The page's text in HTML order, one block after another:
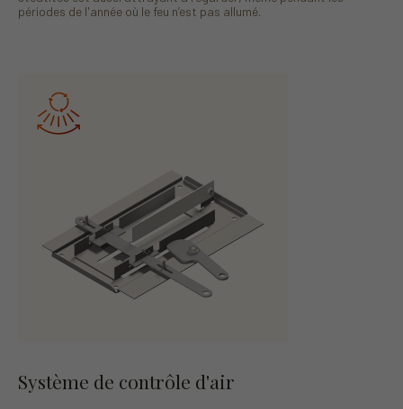
périodes de l'année où le feu n’est pas allumé.
Système de contrôle d'air